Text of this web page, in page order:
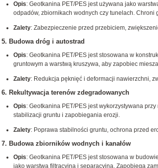
Opis: Geotkanina PET/PES jest używana jako
odpadów, zbiornikach wodnych czy tunelach.
Zalety: Zabezpieczenie przed przebiciem,
5. Budowa dróg i autostrad
Opis: Geotkanina PET/PES jest stosowana w
gruntowym a warstwą kruszywa, aby zapobiec
Zalety: Redukcja pęknięć i deformacji nawierzchni,
6. Rekultywacja terenów zdegradowanych
Opis: Geotkanina PET/PES jest wykorzystywana
stabilizacji gruntu i zapobiegania erozji.
Zalety: Poprawa stabilności gruntu, ochrona przed
7. Budowa zbiorników wodnych i kanałów
Opis: Geotkanina PET/PES jest stosowana w
jako warstwa filtracyjna i separacyjna. Zapobiega